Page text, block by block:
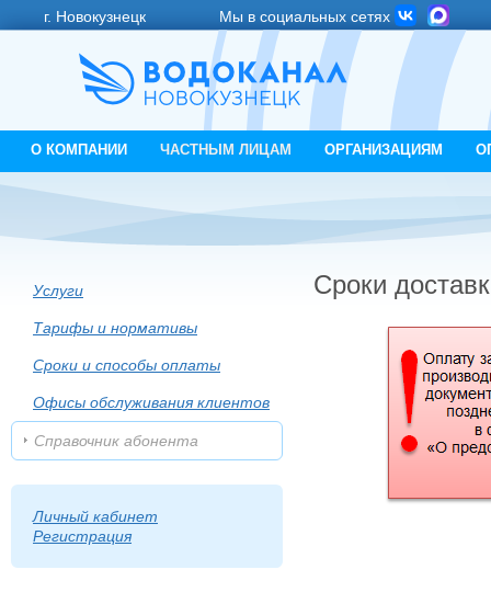
г. Новокузнецк Мы в социальных сетях
О КОМПАНИИ ЧАСТНЫМ ЛИЦАМ ОРГАНИЗАЦИЯМ
Услуги
Тарифы и нормативы
Сроки и способы оплаты
Офисы обслуживания клиентов
Справочник абонента
Личный кабинет
Регистрация
Сроки